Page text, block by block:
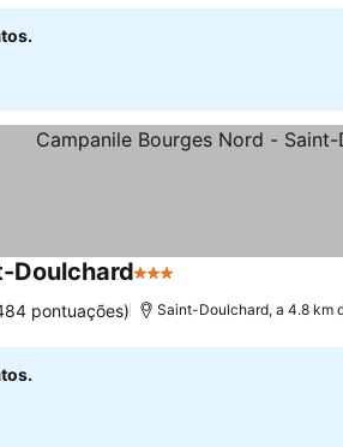
Doulchard3 Estrelas
pontuações) Saint-Doulchard, a 4.8 km